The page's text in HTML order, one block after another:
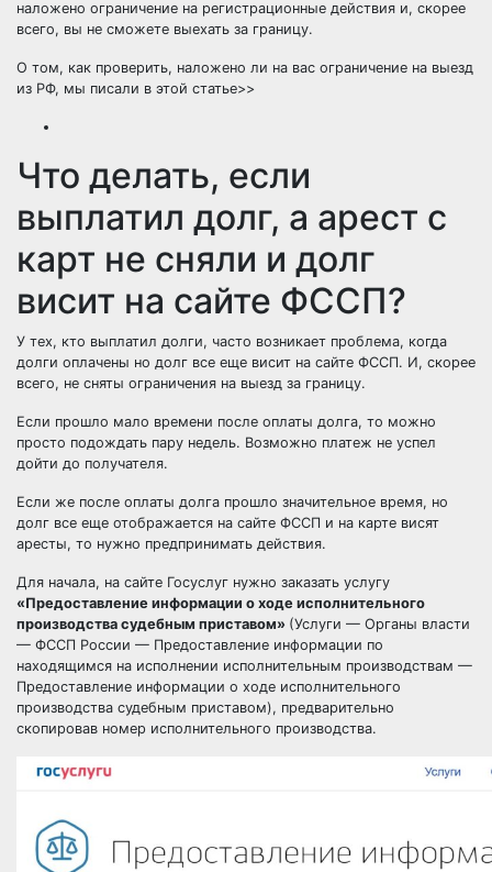
наложено ограничение на регистрационные действия и, скорее
всего, вы не сможете выехать за границу.
О том, как проверить, наложено ли на вас ограничение на выезд
из РФ, мы писали в этой статье>>
Что делать, если
выплатил долг, а арест с
карт не сняли и долг
висит на сайте ФССП?
У тех, кто выплатил долги, часто возникает проблема, когда
долги оплачены но долг все еще висит на сайте ФССП. И, скорее
всего, не сняты ограничения на выезд за границу.
Если прошло мало времени после оплаты долга, то можно
просто подождать пару недель. Возможно платеж не успел
дойти до получателя.
Если же после оплаты долга прошло значительное время, но
долг все еще отображается на сайте ФССП и на карте висят
аресты, то нужно предпринимать действия.
Для начала, на сайте Госуслуг нужно заказать услугу
«Предоставление информации о ходе исполнительного
производства судебным приставом» (Услуги — Органы власти
— ФССП России — Предоставление информации по
находящимся на исполнении исполнительным производствам —
Предоставление информации о ходе исполнительного
производства судебным приставом), предварительно
скопировав номер исполнительного производства.